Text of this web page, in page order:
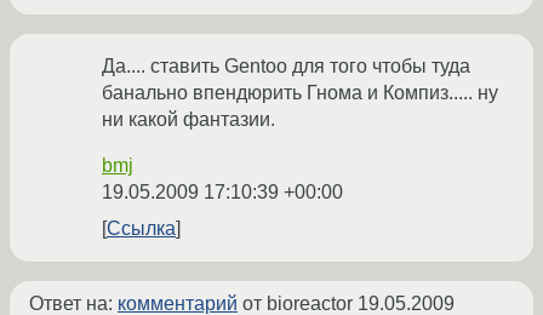
Да.... ставить Gentoo для того чтобы туда
банально впендюрить Гнома и Компиз..... ну
ни какой фантазии.
bmj
19.05.2009 17:10:39 +00:00
Ссылка
Ответ на: комментарий от bioreactor 19.05.2009